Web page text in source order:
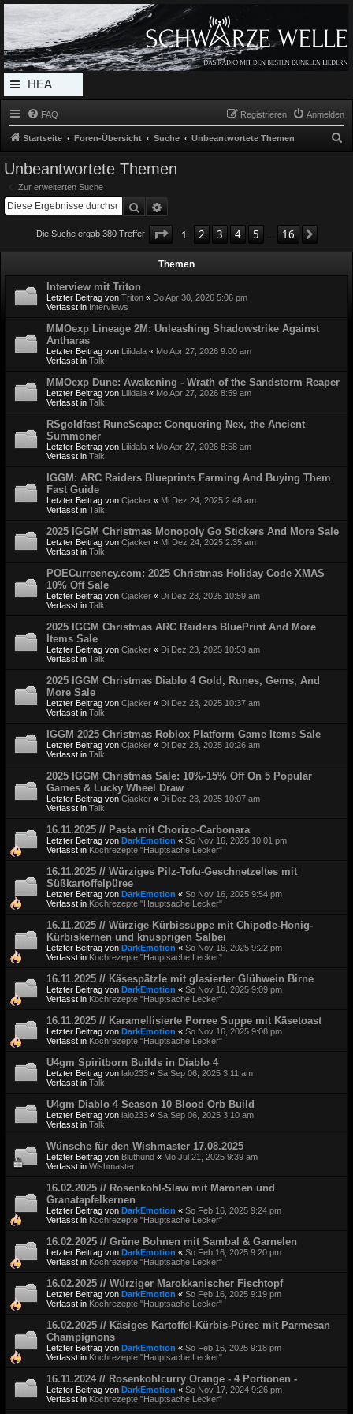
Radio Schwarze Welle Forum
Das Radio mit den Besten Dunklen Liedern
HEA
DERL
MEN
U
FAQ Anmelden
Registrieren
Startseite Foren-Übersicht Suche Unbeantwortete Themen
Unbeantwortete Themen
Zur erweiterten Suche
Suche
Die Suche ergab 380 Treffer Seite 1von 16
1 2 3 4 5 16
Themen
Interview mit Triton
Letzter Beitrag von Triton « Do Apr 30, 2026 5:06 pm
Verfasst in Interviews
MMOexp Lineage 2M: Unleashing Shadowstrike Against
Antharas
Letzter Beitrag von Lilidala « Mo Apr 27, 2026 9:00 am
Verfasst in Talk
MMOexp Dune: Awakening - Wrath of the Sandstorm Reaper
Letzter Beitrag von Lilidala « Mo Apr 27, 2026 8:59 am
Verfasst in Talk
RSgoldfast RuneScape: Conquering Nex, the Ancient
Summoner
Letzter Beitrag von Lilidala « Mo Apr 27, 2026 8:58 am
Verfasst in Talk
IGGM: ARC Raiders Blueprints Farming And Buying Them
Fast Guide
Letzter Beitrag von Cjacker « Mi Dez 24, 2025 2:48 am
Verfasst in Talk
2025 IGGM Christmas Monopoly Go Stickers And More Sale
Letzter Beitrag von Cjacker « Mi Dez 24, 2025 2:35 am
Verfasst in Talk
POECurreency.com: 2025 Christmas Holiday Code XMAS
10% Off Sale
Letzter Beitrag von Cjacker « Di Dez 23, 2025 10:59 am
Verfasst in Talk
2025 IGGM Christmas ARC Raiders BluePrint And More
Items Sale
Letzter Beitrag von Cjacker « Di Dez 23, 2025 10:53 am
Verfasst in Talk
2025 IGGM Christmas Diablo 4 Gold, Runes, Gems, And
More Sale
Letzter Beitrag von Cjacker « Di Dez 23, 2025 10:37 am
Verfasst in Talk
IGGM 2025 Christmas Roblox Platform Game Items Sale
Letzter Beitrag von Cjacker « Di Dez 23, 2025 10:26 am
Verfasst in Talk
2025 IGGM Christmas Sale: 10%-15% Off On 5 Popular
Games & Lucky Wheel Draw
Letzter Beitrag von Cjacker « Di Dez 23, 2025 10:07 am
Verfasst in Talk
16.11.2025 // Pasta mit Chorizo-Carbonara
Letzter Beitrag von DarkEmotion « So Nov 16, 2025 10:01 pm
Verfasst in Kochrezepte "Hauptsache Lecker"
16.11.2025 // Würziges Pilz-Tofu-Geschnetzeltes mit
Süßkartoffelpüree
Letzter Beitrag von DarkEmotion « So Nov 16, 2025 9:54 pm
Verfasst in Kochrezepte "Hauptsache Lecker"
16.11.2025 // Würzige Kürbissuppe mit Chipotle-Honig-
Kürbiskernen und knusprigen Salbei
Letzter Beitrag von DarkEmotion « So Nov 16, 2025 9:22 pm
Verfasst in Kochrezepte "Hauptsache Lecker"
16.11.2025 // Käsespätzle mit glasierter Glühwein Birne
Letzter Beitrag von DarkEmotion « So Nov 16, 2025 9:09 pm
Verfasst in Kochrezepte "Hauptsache Lecker"
16.11.2025 // Karamellisierte Porree Suppe mit Käsetoast
Letzter Beitrag von DarkEmotion « So Nov 16, 2025 9:08 pm
Verfasst in Kochrezepte "Hauptsache Lecker"
U4gm Spiritborn Builds in Diablo 4
Letzter Beitrag von lalo233 « Sa Sep 06, 2025 3:11 am
Verfasst in Talk
U4gm Diablo 4 Season 10 Blood Orb Build
Letzter Beitrag von lalo233 « Sa Sep 06, 2025 3:10 am
Verfasst in Talk
Wünsche für den Wishmaster 17.08.2025
Letzter Beitrag von Bluthund « Mo Jul 21, 2025 9:39 am
Verfasst in Wishmaster
16.02.2025 // Rosenkohl-Slaw mit Maronen und
Granatapfelkernen
Letzter Beitrag von DarkEmotion « So Feb 16, 2025 9:24 pm
Verfasst in Kochrezepte "Hauptsache Lecker"
16.02.2025 // Grüne Bohnen mit Sambal & Garnelen
Letzter Beitrag von DarkEmotion « So Feb 16, 2025 9:20 pm
Verfasst in Kochrezepte "Hauptsache Lecker"
16.02.2025 // Würziger Marokkanischer Fischtopf
Letzter Beitrag von DarkEmotion « So Feb 16, 2025 9:19 pm
Verfasst in Kochrezepte "Hauptsache Lecker"
16.02.2025 // Käsiges Kartoffel-Kürbis-Püree mit Parmesan
Champignons
Letzter Beitrag von DarkEmotion « So Feb 16, 2025 9:18 pm
Verfasst in Kochrezepte "Hauptsache Lecker"
16.11.2024 // Rosenkohlcurry Orange - 4 Portionen -
Letzter Beitrag von DarkEmotion « So Nov 17, 2024 9:26 pm
Verfasst in Kochrezepte "Hauptsache Lecker"